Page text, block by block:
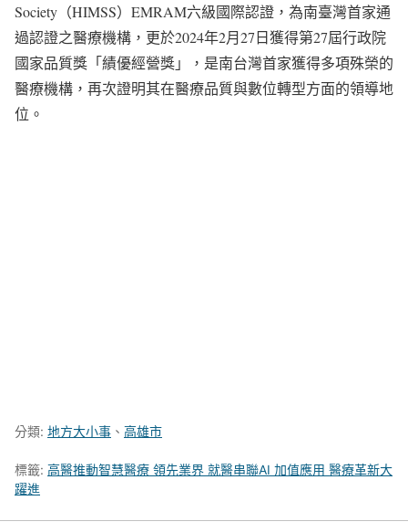
Society（HIMSS）EMRAM六級國際認證，為南臺灣首家通
過認證之醫療機構，更於2024年2月27日獲得第27屆行政院
國家品質獎「績優經營獎」，是南台灣首家獲得多項殊榮的
醫療機構，再次證明其在醫療品質與數位轉型方面的領導地
位。
分類: 地方大小事 、 高雄市
標籤: 高醫推動智慧醫療 領先業界 就醫串聯AI 加值應用 醫療革新大
躍進